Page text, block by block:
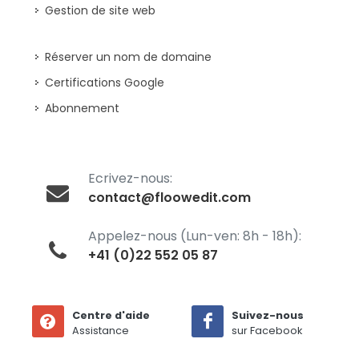
Gestion de site web
Réserver un nom de domaine
Certifications Google
Abonnement
Ecrivez-nous:
contact@floowedit.com
Appelez-nous (Lun-ven: 8h - 18h):
+41 (0)22 552 05 87
Centre d'aide
Assistance
Suivez-nous
sur Facebook